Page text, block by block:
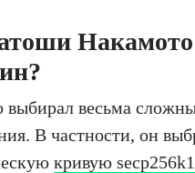
Накамото
выбирал весьма
В частности, он
кривую secp256k1